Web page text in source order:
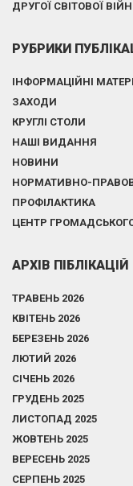
ДРУГОЇ СВІТОВОЇ
РУБРИКИ
ІНФОРМАЦІЙНІ
ЗАХОДИ
КРУГЛІ СТОЛИ
НАШІ ВИДАННЯ
НОВИНИ
НОРМАТИВНО-
ПРОФІЛАКТИКА
ЦЕНТР
АРХІВ ПІБЛІКАЦІЙ
ТРАВЕНЬ 2026
КВІТЕНЬ 2026
БЕРЕЗЕНЬ 2026
ЛЮТИЙ 2026
СІЧЕНЬ 2026
ГРУДЕНЬ 2025
ЛИСТОПАД 2025
ЖОВТЕНЬ 2025
ВЕРЕСЕНЬ 2025
СЕРПЕНЬ 2025